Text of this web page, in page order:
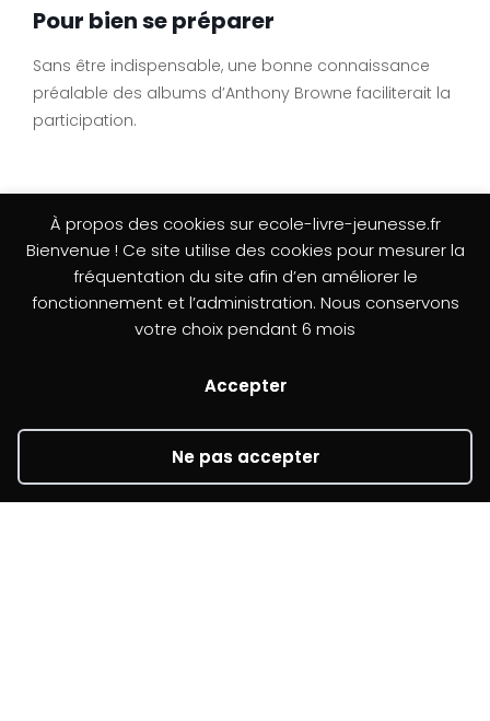
À propos des cookies sur ecole-livre-jeunesse.fr
Bienvenue ! Ce site utilise des cookies pour mesurer la
fréquentation du site afin d’en améliorer le
fonctionnement et l’administration. Nous conservons
votre choix pendant 6 mois
Accepter
Ne pas accepter
Pour bien se préparer
Sans être indispensable, une bonne connaissance
préalable des albums d’Anthony Browne faciliterait la
participation.
L’association
Mentions légales
Formulaire de réclamation
Newsletter